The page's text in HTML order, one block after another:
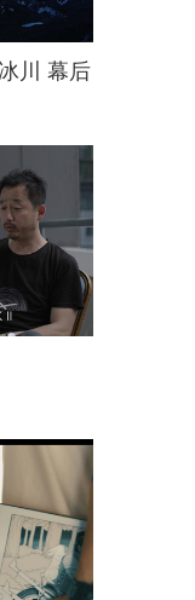
川 幕后